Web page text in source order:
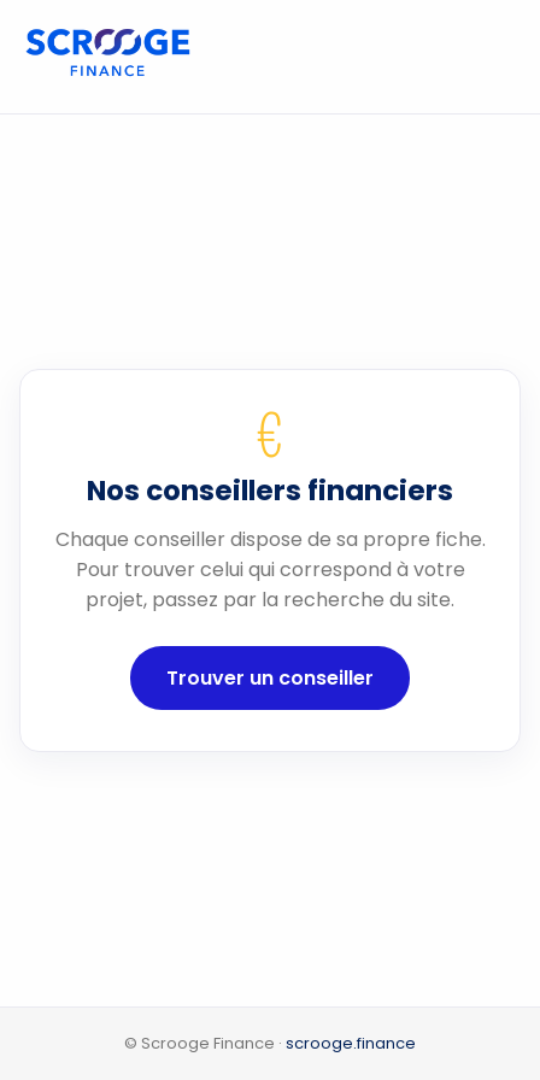
€
Nos conseillers financiers
Chaque conseiller dispose de sa propre fiche.
Pour trouver celui qui correspond à votre
projet, passez par la recherche du site.
Trouver un conseiller
© Scrooge Finance · scrooge.finance